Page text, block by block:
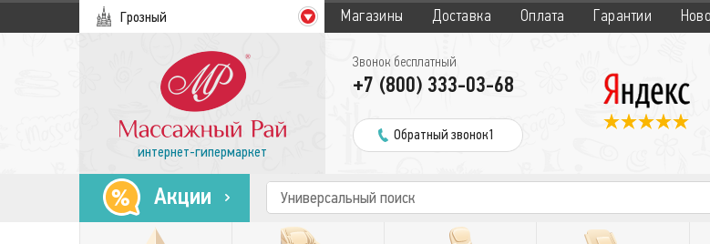
Грозный Магазины Доставка Оплата Гарантии
интернет-гипермаркет
Звонок бесплатный
+7 (800) 333-03-68
Обратный звонок1
Акции